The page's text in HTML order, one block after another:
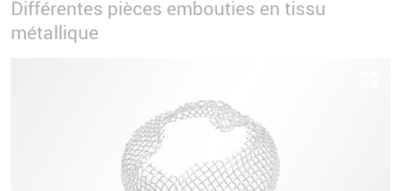
Différentes pièces embouties en tissu
métallique